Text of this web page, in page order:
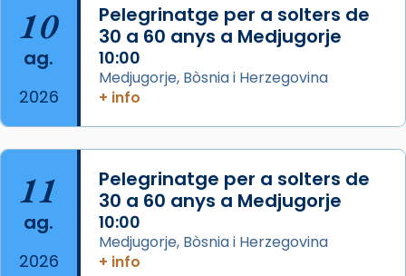
Aquest dilluns, 27 de juliol, ha tingut lloc la
missa d’acció de gràcies en agraïment al
comitè organitzador de la visita apostòlica
del Sant Pare Lleó XIV a Barcelona, i als
col·laboradors, a la Catedral de Barcelona.
concelebrat el bisbe auxiliar de Barcelona,
Mons. David Abadías.
📸 Dr. G. Simón
Photo
10
ag.
2026
Pelegrinatge per a solters de
30 a 60 anys a Medjugorje
10:00
Medjugorje, Bòsnia i Herzegovina
+ info
11
ag.
2026
Pelegrinatge per a solters de
30 a 60 anys a Medjugorje
10:00
Medjugorje, Bòsnia i Herzegovina
+ info